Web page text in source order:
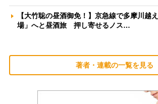
【大竹聡の昼酒御免！】京急線で多摩川越
場」へと昼酒旅 押し寄せるノス…
著者・連載の一覧を見る